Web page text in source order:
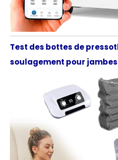
Test des bottes de
soulagement pour